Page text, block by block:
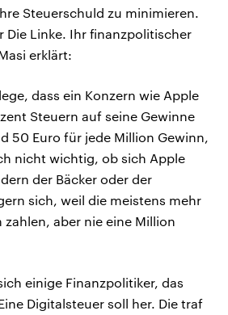
Steuerschuld zu minimieren.
Die Linke. Ihr finanzpolitischer
erklärt:
dass ein Konzern wie Apple
Steuern auf seine Gewinne
50 Euro für jede Million Gewinn,
nicht wichtig, ob sich Apple
der Bäcker oder der
sich, weil die meistens mehr
zahlen, aber nie eine Million
einige Finanzpolitiker, das
Digitalsteuer soll her. Die traf